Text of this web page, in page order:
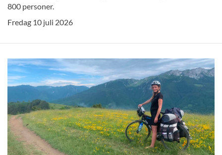
800 personer.
Fredag 10 juli 2026